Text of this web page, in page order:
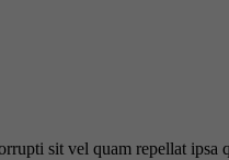
sit vel quam repellat